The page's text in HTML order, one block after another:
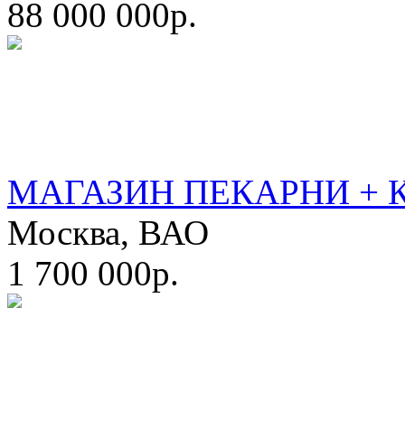
88 000 000р.
МАГАЗИН ПЕКАРНИ +
Москва, ВАО
1 700 000р.